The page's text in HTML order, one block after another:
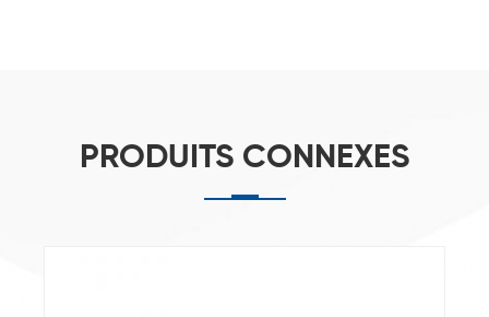
PRODUITS CONNEXES